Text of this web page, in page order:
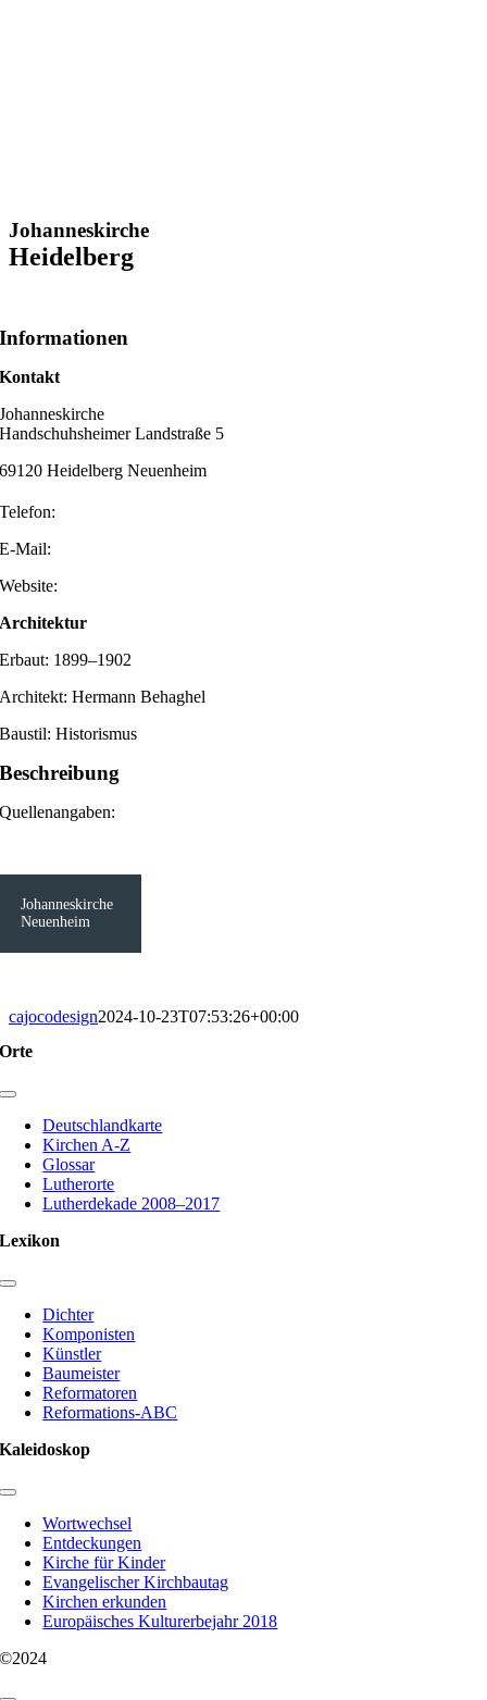
Johanneskirche
Heidelberg
Informationen
Kontakt
Johanneskirche
Handschuhsheimer Landstraße 5
69120 Heidelberg Neuenheim
Telefon:
E-Mail:
Website:
Architektur
Erbaut: 1899–1902
Architekt: Hermann Behaghel
Baustil: Historismus
Beschreibung
Quellenangaben:
Johanneskirche
Neuenheim
cajocodesign2024-10-23T07:53:26+00:00
Orte
Toggle
NavigationDeutschlandkarte
Kirchen A-Z
Glossar
Lutherorte
Lutherdekade 2008–2017
Lexikon
Toggle
Navigation
Dichter
Komponisten
Künstler
Baumeister
Reformatoren
Reformations-ABC
Kaleidoskop
Toggle
NavigationWortwechsel
Entdeckungen
Kirche für Kinder
Evangelischer Kirchbautag
Kirchen erkunden
Europäisches Kulturerbejahr 2018
©2024